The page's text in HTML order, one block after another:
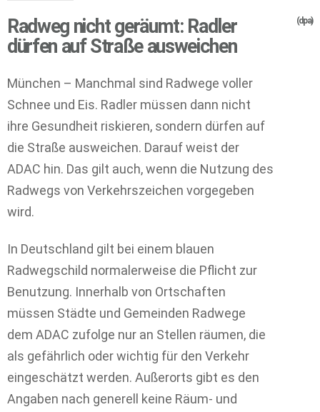
Radweg nicht geräumt: Radler
dürfen auf Straße ausweichen
(dpa)
München – Manchmal sind Radwege voller
Schnee und Eis. Radler müssen dann nicht
ihre Gesundheit riskieren, sondern dürfen auf
die Straße ausweichen. Darauf weist der
ADAC hin. Das gilt auch, wenn die Nutzung des
Radwegs von Verkehrszeichen vorgegeben
wird.
In Deutschland gilt bei einem blauen
Radwegschild normalerweise die Pflicht zur
Benutzung. Innerhalb von Ortschaften
müssen Städte und Gemeinden Radwege
dem ADAC zufolge nur an Stellen räumen, die
als gefährlich oder wichtig für den Verkehr
eingeschätzt werden. Außerorts gibt es den
Angaben nach generell keine Räum- und